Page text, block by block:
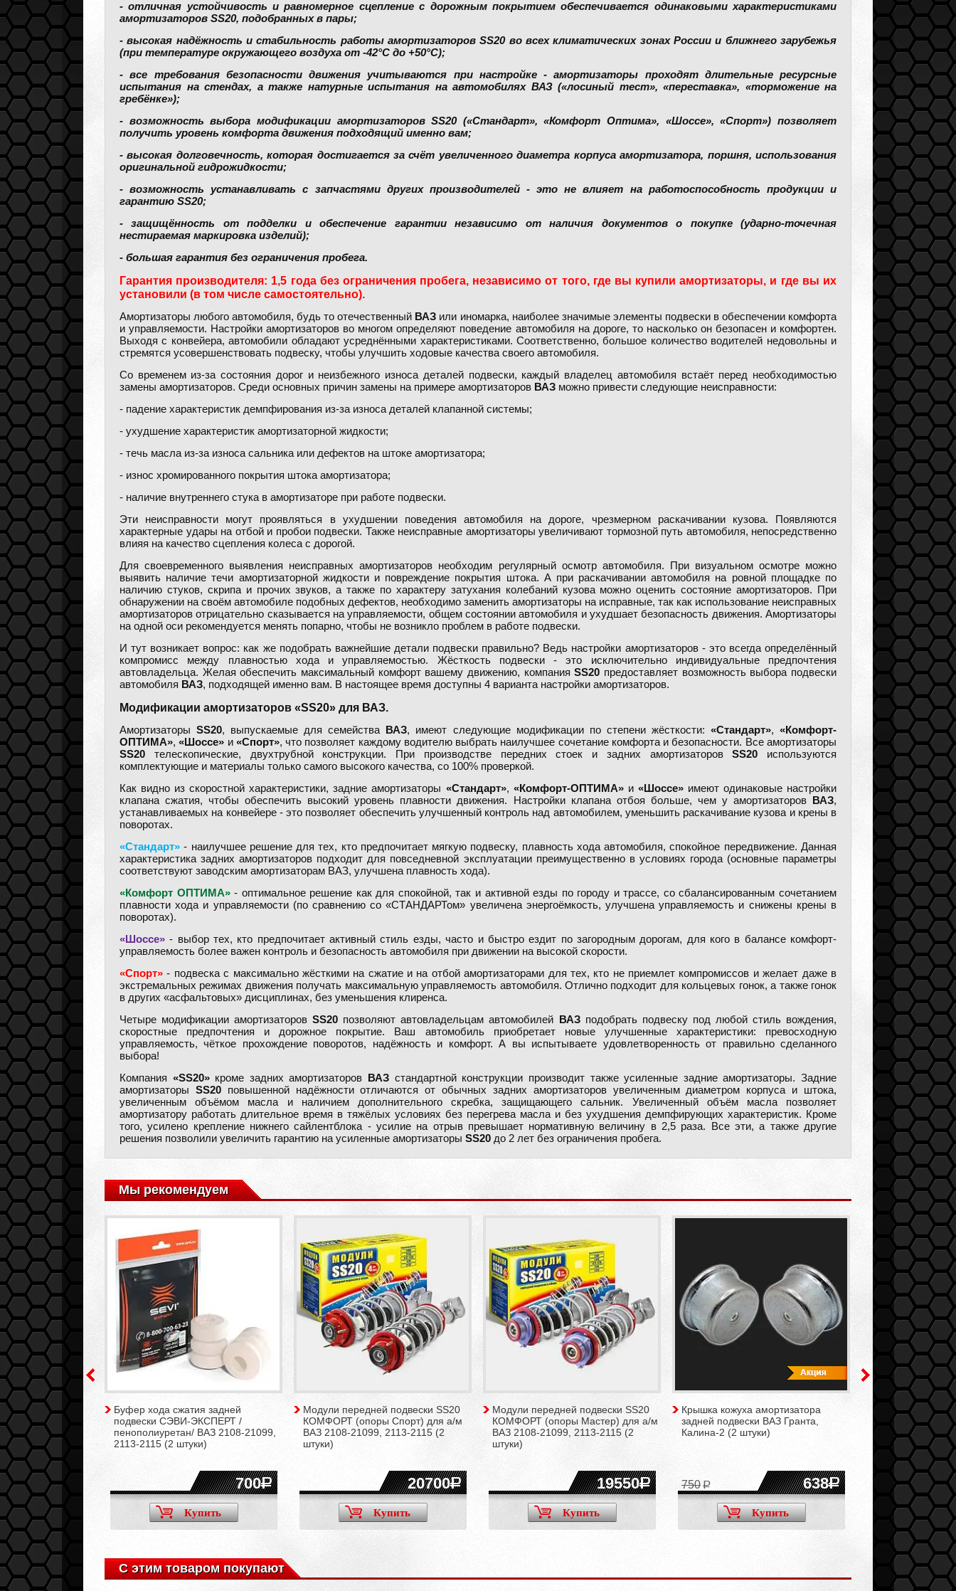
- отличная устойчивость и равномерное сцепление с дорожным покрытием обеспечивается одинаковыми характеристиками
амортизаторов SS20, подобранных в пары;
- высокая надёжность и стабильность работы амортизаторов SS20 во всех климатических зонах России и ближнего зарубежья
(при температуре окружающего воздуха от -42°С до +50°С);
- все требования безопасности движения учитываются при настройке - амортизаторы проходят длительные ресурсные
испытания на стендах, а также натурные испытания на автомобилях ВАЗ («лосиный тест», «переставка», «торможение на
гребёнке»);
- возможность выбора модификации амортизаторов SS20 («Стандарт», «Комфорт Оптима», «Шоссе», «Спорт») позволяет
получить уровень комфорта движения подходящий именно вам;
- высокая долговечность, которая достигается за счёт увеличенного диаметра корпуса амортизатора, поршня, использования
оригинальной гидрожидкости;
- возможность устанавливать с запчастями других производителей - это не влияет на работоспособность продукции и
гарантию SS20;
- защищённость от подделки и обеспечение гарантии независимо от наличия документов о покупке (ударно-точечная
нестираемая маркировка изделий);
- большая гарантия без ограничения пробега.
Гарантия производителя: 1,5 года без ограничения пробега, независимо от того, где вы купили амортизаторы, и где вы их
установили (в том числе самостоятельно).
Амортизаторы любого автомобиля, будь то отечественный ВАЗ или иномарка, наиболее значимые элементы подвески в обеспечении комфорта
и управляемости. Настройки амортизаторов во многом определяют поведение автомобиля на дороге, то насколько он безопасен и комфортен.
Выходя с конвейера, автомобили обладают усреднёнными характеристиками. Соответственно, большое количество водителей недовольны и
стремятся усовершенствовать подвеску, чтобы улучшить ходовые качества своего автомобиля.
Со временем из-за состояния дорог и неизбежного износа деталей подвески, каждый владелец автомобиля встаёт перед необходимостью
замены амортизаторов. Среди основных причин замены на примере амортизаторов ВАЗ можно привести следующие неисправности:
- падение характеристик демпфирования из-за износа деталей клапанной системы;
- ухудшение характеристик амортизаторной жидкости;
- течь масла из-за износа сальника или дефектов на штоке амортизатора;
- износ хромированного покрытия штока амортизатора;
- наличие внутреннего стука в амортизаторе при работе подвески.
Эти неисправности могут проявляться в ухудшении поведения автомобиля на дороге, чрезмерном раскачивании кузова. Появляются
характерные удары на отбой и пробои подвески. Также неисправные амортизаторы увеличивают тормозной путь автомобиля, непосредственно
влияя на качество сцепления колеса с дорогой.
Для своевременного выявления неисправных амортизаторов необходим регулярный осмотр автомобиля. При визуальном осмотре можно
выявить наличие течи амортизаторной жидкости и повреждение покрытия штока. А при раскачивании автомобиля на ровной площадке по
наличию стуков, скрипа и прочих звуков, а также по характеру затухания колебаний кузова можно оценить состояние амортизаторов. При
обнаружении на своём автомобиле подобных дефектов, необходимо заменить амортизаторы на исправные, так как использование неисправных
амортизаторов отрицательно сказывается на управляемости, общем состоянии автомобиля и ухудшает безопасность движения. Амортизаторы
на одной оси рекомендуется менять попарно, чтобы не возникло проблем в работе подвески.
И тут возникает вопрос: как же подобрать важнейшие детали подвески правильно? Ведь настройки амортизаторов - это всегда определённый
компромисс между плавностью хода и управляемостью. Жёсткость подвески - это исключительно индивидуальные предпочтения
автовладельца. Желая обеспечить максимальный комфорт вашему движению, компанияSS20 предоставляет возможность выбора подвески
автомобиля ВАЗ, подходящей именно вам. В настоящее время доступны 4 варианта настройки амортизаторов.
Модификации амортизаторов «SS20» для ВАЗ.
АмортизаторыSS20, выпускаемые для семейства ВАЗ, имеют следующие модификации по степени жёсткости: «Стандарт»,«Комфорт-
ОПТИМА»,«Шоссе» и «Спорт», что позволяет каждому водителю выбрать наилучшее сочетание комфорта и безопасности. Все амортизаторы
SS20 телескопические, двухтрубной конструкции. При производстве передних стоек и задних амортизаторовSS20 используются
комплектующие и материалы только самого высокого качества, со 100% проверкой.
Как видно из скоростной характеристики, задние амортизаторы «Стандарт», «Комфорт-ОПТИМА»и «Шоссе»имеют одинаковые настройки
клапана сжатия, чтобы обеспечить высокий уровень плавности движения. Настройки клапана отбоя больше, чем у амортизаторов
ВАЗ,
устанавливаемых на конвейере - это позволяет обеспечить улучшенный контроль над автомобилем, уменьшить раскачивание кузова и крены в
поворотах.
«Стандарт» - наилучшее решение для тех, кто предпочитает мягкую подвеску, плавность хода автомобиля, спокойное передвижение. Данная
характеристика задних амортизаторов подходит для повседневной эксплуатации преимущественно в условиях города (основные параметры
соответствуют заводским амортизаторам ВАЗ, улучшена плавность хода).
«Комфорт ОПТИМА»- оптимальное решение как для спокойной, так и активной езды по городу и трассе, со сбалансированным сочетанием
плавности хода и управляемости (по сравнению со «СТАНДАРТом» увеличена энергоёмкость, улучшена управляемость и снижены крены в
поворотах).
«Шоссе» - выбор тех, кто предпочитает активный стиль езды, часто и быстро ездит по загородным дорогам, для кого в балансе комфорт-
управляемость более важен контроль и безопасность автомобиля при движении на высокой скорости.
«Спорт» - подвеска с максимально жёсткими на сжатие и на отбой амортизаторами для тех, кто не приемлет компромиссов и желает даже в
экстремальных режимах движения получать максимальную управляемость автомобиля. Отлично подходит для кольцевых гонок, а также гонок
в других «асфальтовых» дисциплинах, без уменьшения клиренса.
Четыре модификации амортизаторовSS20 позволяют автовладельцам автомобилей ВАЗподобрать подвеску под любой стиль вождения,
скоростные предпочтения и дорожное покрытие. Ваш автомобиль приобретает новые улучшенные характеристики: превосходную
управляемость, чёткое прохождение поворотов, надёжность и комфорт. А вы испытываете удовлетворенность от правильно сделанного
выбора!
Компания «SS20»кроме задних амортизаторов ВАЗ стандартной конструкции производит также усиленные задние амортизаторы. Задние
амортизаторы SS20повышенной надёжности отличаются от обычных задних амортизаторов увеличенным диаметром корпуса и штока,
увеличенным объёмом масла и наличием дополнительного скребка, защищающего сальник. Увеличенный объём масла позволяет
амортизатору работать длительное время в тяжёлых условиях без перегрева масла и без ухудшения демпфирующих характеристик. Кроме
того, усилено крепление нижнего сайлентблока - усилие на отрыв превышает нормативную величину в 2,5 раза. Все эти, а также другие
решения позволили увеличить гарантию на усиленные амортизаторы SS20 до 2 лет без ограничения пробега.
Мы рекомендуем
подвески
с занижением
2108-21099,
Калина,
штуки)
4200
Буфер хода сжатия задней
подвески СЭВИ-ЭКСПЕРТ /
пенополиуретан/ ВАЗ 2108-21099,
2113-2115 (2 штуки)
700
Купить
Модули передней подвески SS20
КОМФОРТ (опоры Спорт) для а/м
ВАЗ 2108-21099, 2113-2115 (2
штуки)
20700
Купить
Модули передней подвески SS20
КОМФОРТ (опоры Мастер) для а/м
ВАЗ 2108-21099, 2113-2115 (2
штуки)
19550
Купить
Крышка кожуха амортизатора
задней подвески ВАЗ Гранта,
Калина-2 (2 штуки)
638
750
Купить
Болты с гайками
амортизаторов
для а/м ВАЗ
2112, 2113-
Гранта (комплект)
С этим товаром покупают